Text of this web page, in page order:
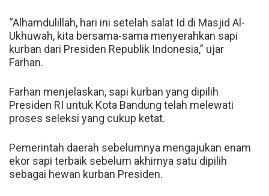
“Alhamdulillah, hari ini setelah salat Id di Masjid Al-
Ukhuwah, kita bersama-sama menyerahkan sapi
kurban dari Presiden Republik Indonesia,” ujar
Farhan.
Farhan menjelaskan, sapi kurban yang dipilih
Presiden RI untuk Kota Bandung telah melewati
proses seleksi yang cukup ketat.
Pemerintah daerah sebelumnya mengajukan enam
ekor sapi terbaik sebelum akhirnya satu dipilih
sebagai hewan kurban Presiden.